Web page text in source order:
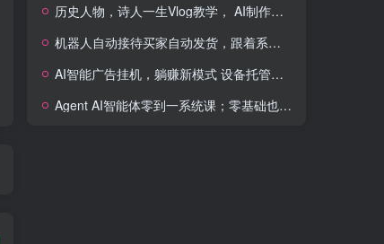
历史人物，诗人一生Vlog教学， AI制作丨伙伴计划丨精选收益丨商单收徒 ，新领域红利期，抓紧做
机器人自动接待买家自动发货，跟着系统学拼多多虚拟月入1-5万
AI智能广告挂机，躺赚新模式 设备托管运行，解放双手持续变现
Agent AI智能体零到一系统课；零基础也能学会自动化实战，从核心概念到Coze工作流搭建完整覆盖